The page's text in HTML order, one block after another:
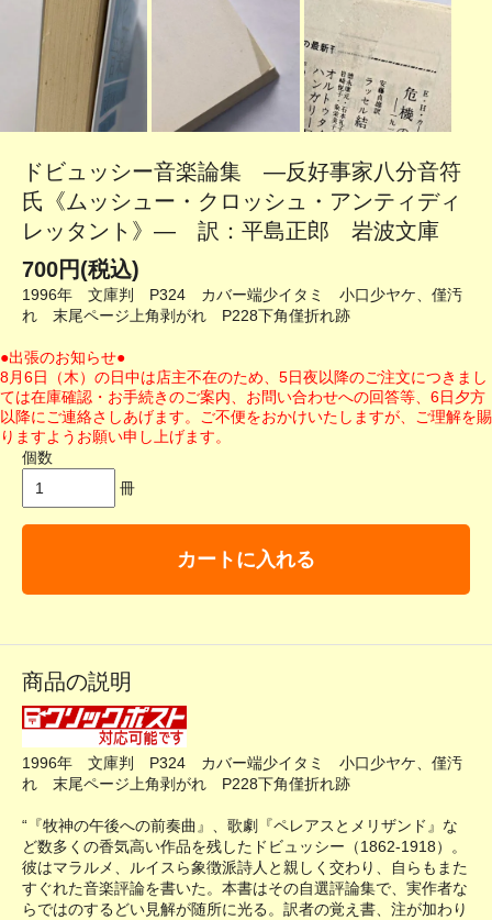
ドビュッシー音楽論集 ―反好事家八分音符
氏《ムッシュー・クロッシュ・アンティディ
レッタント》― 訳：平島正郎 岩波文庫
700円(税込)
1996年 文庫判 P324 カバー端少イタミ 小口少ヤケ、僅汚
れ 末尾ページ上角剥がれ P228下角僅折れ跡
●出張のお知らせ●
8月6日（木）の日中は店主不在のため、5日夜以降のご注文につきまし
ては在庫確認・お手続きのご案内、お問い合わせへの回答等、6日夕方
以降にご連絡さしあげます。ご不便をおかけいたしますが、ご理解を賜
りますようお願い申し上げます。
個数
冊
カートに入れる
商品の説明
1996年 文庫判 P324 カバー端少イタミ 小口少ヤケ、僅汚
れ 末尾ページ上角剥がれ P228下角僅折れ跡
“『牧神の午後への前奏曲』、歌劇『ペレアスとメリザンド』な
ど数多くの香気高い作品を残したドビュッシー（1862-1918）。
彼はマラルメ、ルイスら象徴派詩人と親しく交わり、自らもまた
すぐれた音楽評論を書いた。本書はその自選評論集で、実作者な
らではのするどい見解が随所に光る。訳者の覚え書、注が加わり